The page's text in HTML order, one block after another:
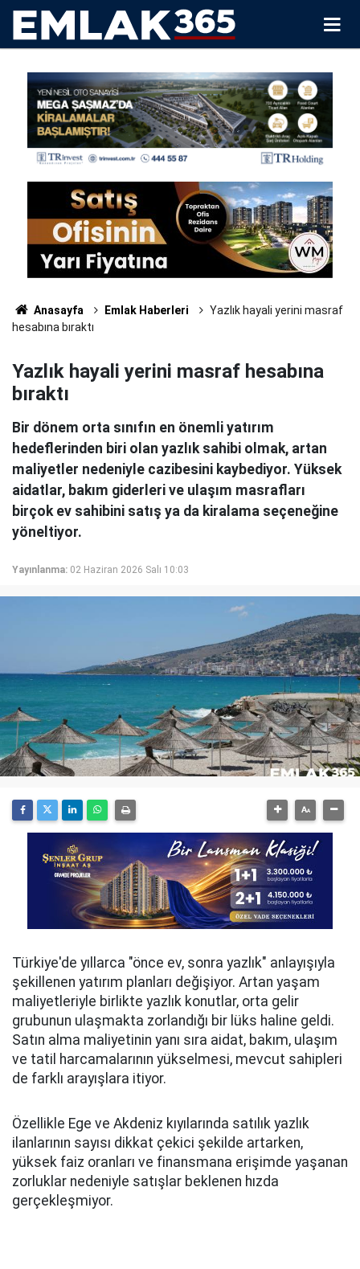
Anasayfa Emlak Haberleri
Yazlık hayali yerini masraf
hesabına bıraktı
Yazlık hayali yerini masraf hesabına
bıraktı
Bir dönem orta sınıfın en önemli yatırım
hedeflerinden biri olan yazlık sahibi olmak, artan
maliyetler nedeniyle cazibesini kaybediyor. Yüksek
aidatlar, bakım giderleri ve ulaşım masrafları
birçok ev sahibini satış ya da kiralama seçeneğine
yöneltiyor.
Yayınlanma: 02 Haziran 2026 Salı 10:03
Türkiye'de yıllarca "önce ev, sonra yazlık" anlayışıyla
şekillenen yatırım planları değişiyor. Artan yaşam
maliyetleriyle birlikte yazlık konutlar, orta gelir
grubunun ulaşmakta zorlandığı bir lüks haline geldi.
Satın alma maliyetinin yanı sıra aidat, bakım, ulaşım
ve tatil harcamalarının yükselmesi, mevcut sahipleri
de farklı arayışlara itiyor.
Özellikle Ege ve Akdeniz kıyılarında satılık yazlık
ilanlarının sayısı dikkat çekici şekilde artarken,
yüksek faiz oranları ve finansmana erişimde yaşanan
zorluklar nedeniyle satışlar beklenen hızda
gerçekleşmiyor.